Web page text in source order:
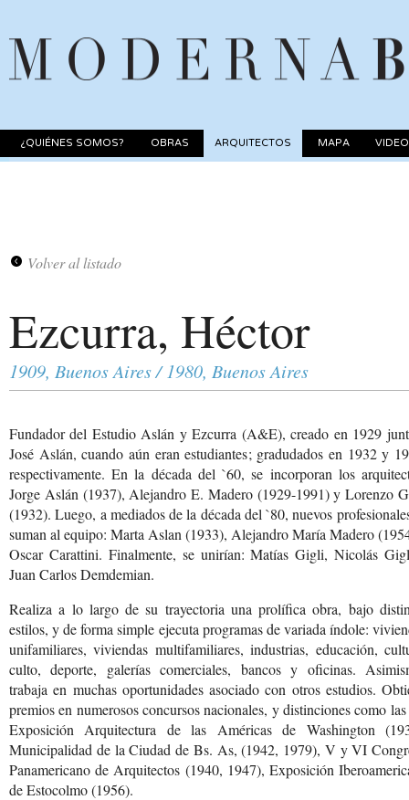
¿QUIÉNES SOMOS? OBRAS ARQUITECTOS MAPA
Volver al listado
Ezcurra, Héctor
1909, Buenos Aires / 1980, Buenos Aires
Fundador del Estudio Aslán y Ezcurra (A&E), creado en 1929
José Aslán, cuando aún eran estudiantes; gradudados en 1932 y
respectivamente. En la década del `60, se incorporan los
Jorge Aslán (1937), Alejandro E. Madero (1929-1991) y Lorenzo
(1932). Luego, a mediados de la década del `80, nuevos
suman al equipo: Marta Aslan (1933), Alejandro María Madero
Oscar Carattini. Finalmente, se unirían: Matías Gigli, Nicolás
Juan Carlos Demdemian.
Realiza a lo largo de su trayectoria una prolífica obra, bajo
estilos, y de forma simple ejecuta programas de variada índole:
unifamiliares, viviendas multifamiliares, industrias, educación,
culto, deporte, galerías comerciales, bancos y oficinas.
trabaja en muchas oportunidades asociado con otros estudios.
premios en numerosos concursos nacionales, y distinciones como
Exposición Arquitectura de las Américas de Washington
Municipalidad de la Ciudad de Bs. As, (1942, 1979), V y VI
Panamericano de Arquitectos (1940, 1947), Exposición
de Estocolmo (1956).